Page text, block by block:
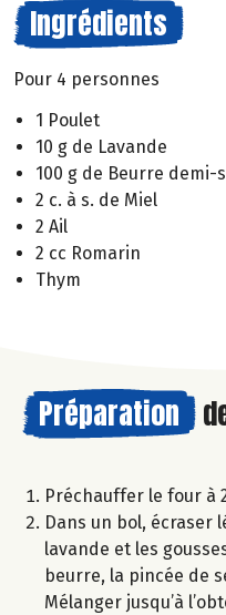
Ingrédients
Pour 4 personnes
1 Poulet
10 g de Lavande
100 g de Beurre demi-
2 c. à s. de Miel
2 Ail
2 cc Romarin
Thym
Préparation
Préchauffer le four à
Dans un bol, écraser
lavande et les
beurre, la pincée de
Mélanger jusqu’à